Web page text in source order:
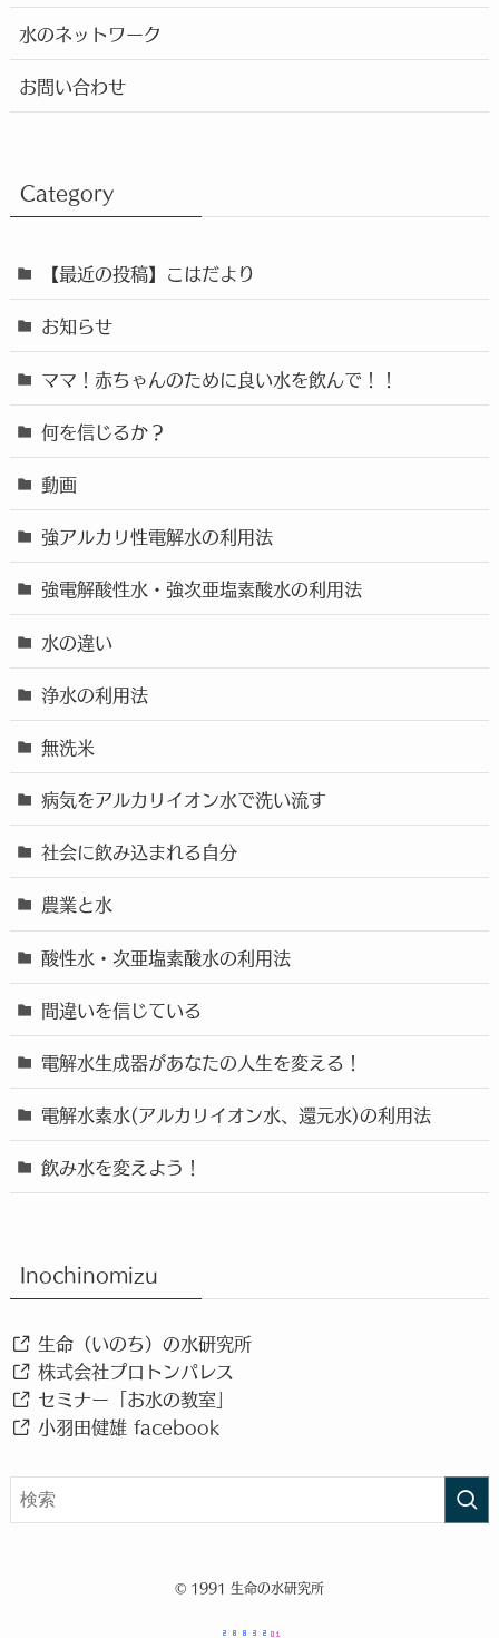
水のネットワーク
お問い合わせ
Category
【最近の投稿】こはだより
お知らせ
ママ！赤ちゃんのために良い水を飲んで！！
何を信じるか？
動画
強アルカリ性電解水の利用法
強電解酸性水・強次亜塩素酸水の利用法
水の違い
浄水の利用法
無洗米
病気をアルカリイオン水で洗い流す
社会に飲み込まれる自分
農業と水
酸性水・次亜塩素酸水の利用法
間違いを信じている
電解水生成器があなたの人生を変える！
電解水素水(アルカリイオン水、還元水)の利用法
飲み水を変えよう！
Inochinomizu
生命（いのち）の水研究所
株式会社プロトンパレス
セミナー「お水の教室」
小羽田健雄 facebook
© 1991 生命の水研究所